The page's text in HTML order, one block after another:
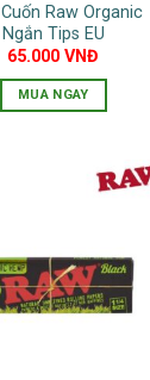
Raw Organic
Ngắn Tips EU
65.000VNĐ
MUA NGAY